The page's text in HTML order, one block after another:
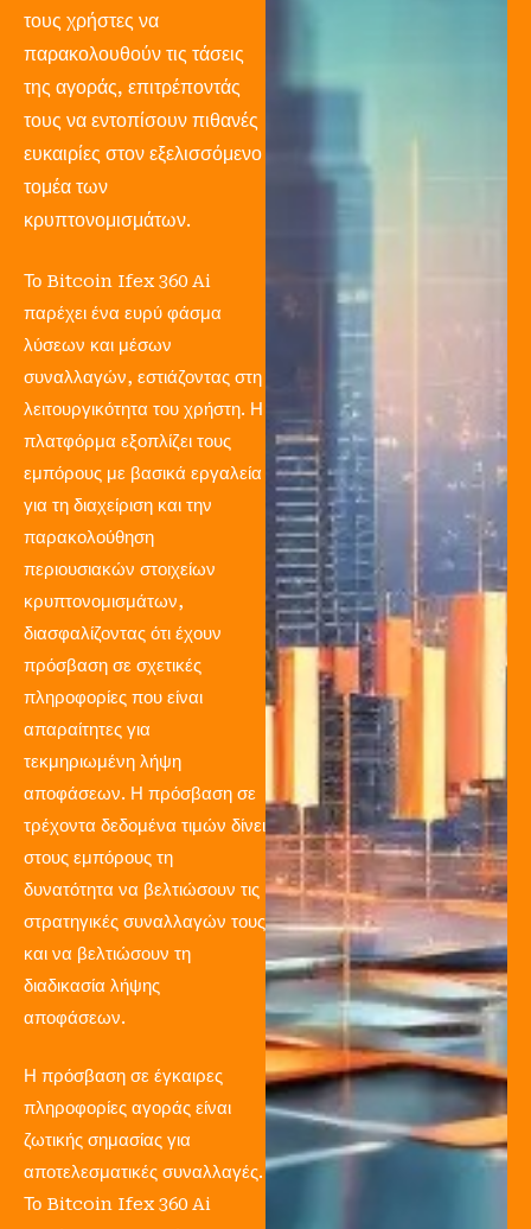
τους χρήστες να
παρακολουθούν τις τάσεις
της αγοράς, επιτρέποντάς
τους να εντοπίσουν πιθανές
ευκαιρίες στον εξελισσόμενο
τομέα των
κρυπτονομισμάτων.
Το Bitcoin Ifex 360 Ai
παρέχει ένα ευρύ φάσμα
λύσεων και μέσων
συναλλαγών, εστιάζοντας στη
λειτουργικότητα του χρήστη. Η
πλατφόρμα εξοπλίζει τους
εμπόρους με βασικά εργαλεία
για τη διαχείριση και την
παρακολούθηση
περιουσιακών στοιχείων
κρυπτονομισμάτων,
διασφαλίζοντας ότι έχουν
πρόσβαση σε σχετικές
πληροφορίες που είναι
απαραίτητες για
τεκμηριωμένη λήψη
αποφάσεων. Η πρόσβαση σε
τρέχοντα δεδομένα τιμών δίνει
στους εμπόρους τη
δυνατότητα να βελτιώσουν τις
στρατηγικές συναλλαγών τους
και να βελτιώσουν τη
διαδικασία λήψης
αποφάσεων.
Η πρόσβαση σε έγκαιρες
πληροφορίες αγοράς είναι
ζωτικής σημασίας για
αποτελεσματικές συναλλαγές.
Το Bitcoin Ifex 360 Ai